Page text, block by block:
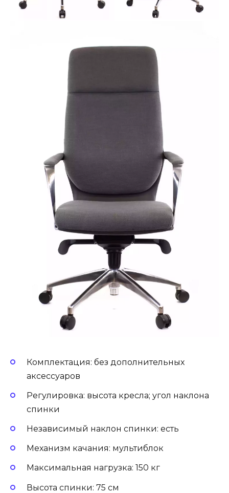
Комплектация: без дополнительных
аксессуаров
Регулировка: высота кресла; угол наклона
спинки
Независимый наклон спинки: есть
Механизм качания: мультиблок
Максимальная нагрузка: 150 кг
Высота спинки: 75 см